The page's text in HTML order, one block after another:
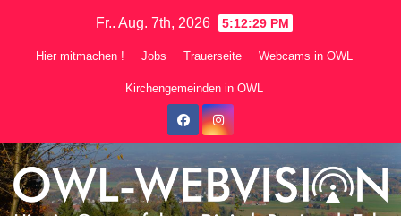
Fr.. Aug. 7th, 2026 5:12:31 PM
Hier mitmachen ! Jobs Trauerseite Webcams in OWL
Kirchengemeinden in OWL